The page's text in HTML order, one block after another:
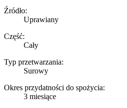
Źródło:
Uprawiany
Część:
Cały
Typ przetwarzania:
Surowy
Okres przydatności do spożycia:
3 miesiące